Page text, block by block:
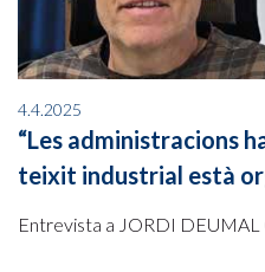
4.4.2025
“Les administracions
teixit industrial està
Entrevista a JORDI